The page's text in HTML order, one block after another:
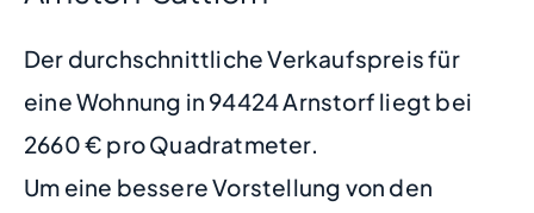
Der durchschnittliche Verkaufspreis für
eine Wohnung in 94424 Arnstorf liegt bei
2660 € pro Quadratmeter.
Um eine bessere Vorstellung von den